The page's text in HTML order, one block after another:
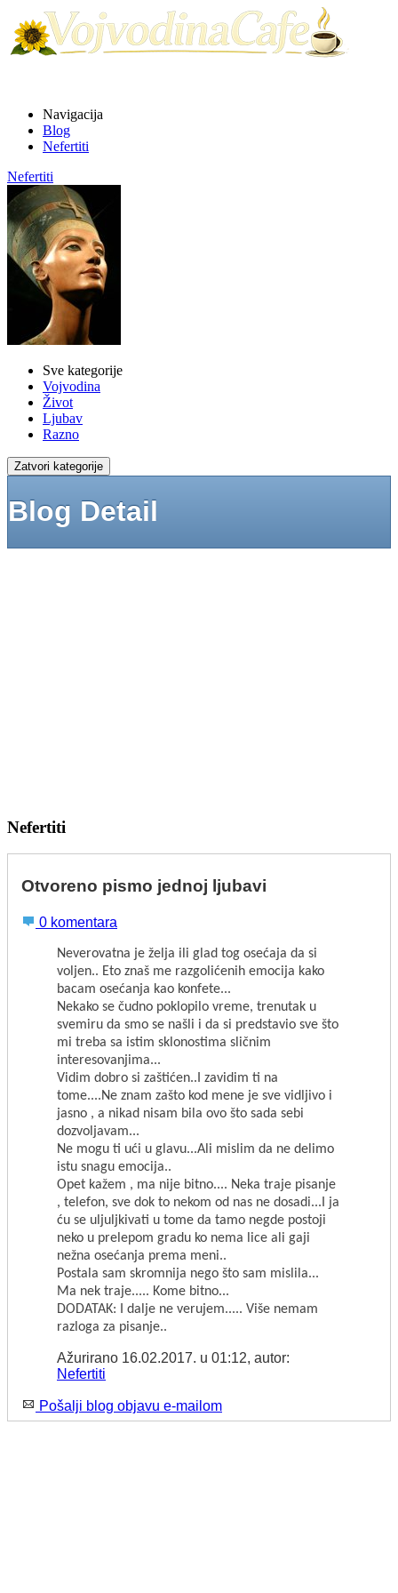
Navigacija
Blog
Nefertiti
Nefertiti
Sve kategorije
Vojvodina
Život
Ljubav
Razno
Zatvori kategorije
Blog Detail
Nefertiti
Otvoreno pismo jednoj ljubavi
0 komentara
Neverovatna je želja ili glad tog osećaja da si
voljen.. Eto znaš me razgolićenih emocija kako
bacam osećanja kao konfete...
Nekako se čudno poklopilo vreme, trenutak u
svemiru da smo se našli i da si predstavio sve što
mi treba sa istim sklonostima sličnim
interesovanjima...
Vidim dobro si zaštićen..I zavidim ti na
tome....Ne znam zašto kod mene je sve vidljivo i
jasno , a nikad nisam bila ovo što sada sebi
dozvoljavam...
Ne mogu ti ući u glavu...Ali mislim da ne delimo
istu snagu emocija..
Opet kažem , ma nije bitno.... Neka traje pisanje
, telefon, sve dok to nekom od nas ne dosadi...I ja
ću se uljuljkivati u tome da tamo negde postoji
neko u prelepom gradu ko nema lice ali gaji
nežna osećanja prema meni..
Postala sam skromnija nego što sam mislila...
Ma nek traje..... Kome bitno...
DODATAK: I dalje ne verujem..... Više nemam
razloga za pisanje..
Ažurirano 16.02.2017. u 01:12, autor:
Nefertiti
Pošalji blog objavu e-mailom